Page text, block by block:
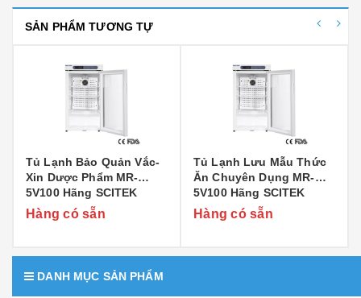
SẢN PHẨM TƯƠNG TỰ
Tủ Lạnh Bảo Quản Vắc-
Xin Dược Phẩm MR-
5V100 Hãng SCITEK
Hàng có sẵn
Tủ Lạnh Lưu Mẫu Thức
Ăn Chuyên Dụng MR-
5V100 Hãng SCITEK
Hàng có sẵn
DANH MỤC SẢN PHẨM